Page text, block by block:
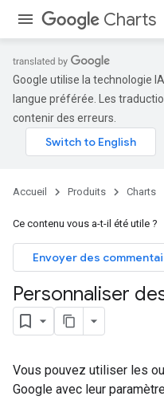
Charts
Google utilise la technologie
langue préférée. Les
contenir des erreurs.
Accueil Produits Charts
Ce contenu vous a-t-il été utile ?
Envoyer des
Personnaliser
Vous pouvez utiliser les
Google avec leur